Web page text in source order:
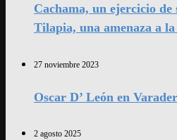
Cachama, un ejercicio de
Tilapia, una amenaza a
27 noviembre 2023
Oscar D’ León en
2 agosto 2025